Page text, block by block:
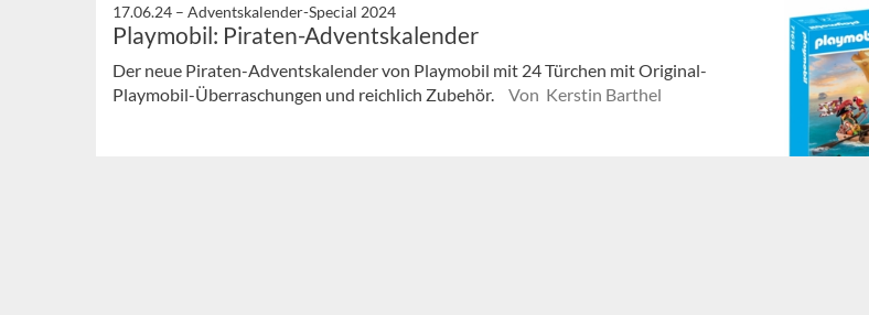
17.06.24 – Adventskalender-Special 2024
Playmobil: Piraten-Adventskalender
Der neue Piraten-Adventskalender von Playmobil mit 24 Türchen mit Original-
Playmobil-Überraschungen und reichlich Zubehör.
Von Kerstin Barthel